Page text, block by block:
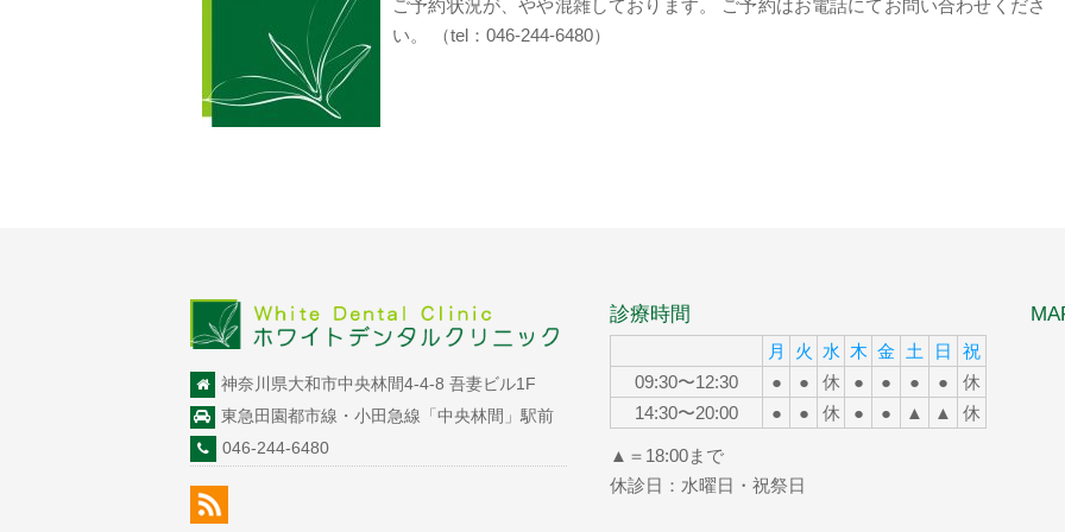
ご予約状況が、やや混雑しております。 ご予約はお電話にてお問い合わせくださ
い。 （tel：046-244-6480）
神奈川県大和市中央林間4-4-8 吾妻ビル1F
東急田園都市線・小田急線「中央林間」駅前
046-244-6480
診療時間
月 火 水 木 金 土 日
祝
09:30〜12:30
● ● 休 ● ● ● ●
休
14:30〜20:00
● ● 休 ● ● ▲ ▲ 休
▲＝18:00まで
休診日：水曜日・祝祭日